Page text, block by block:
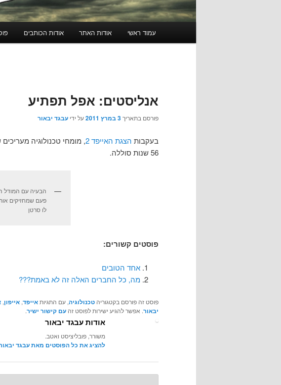
עמוד ראשי אודות האתר אודות הכותבים
אנליסטים: אפל תפתיע
פורסם בתאריך3 במרץ 2011 על ידי עבגד יבאור
בעקבות הצגת האייפד 2
, מומחי טכנולוגיה
56 שנות סוללה.
הבעיה עם המודל
פעם שמחזיקים
לו סרטן
פוסטים קשורים:
אחד הטובים
מה, כל החברים האלה זה לא באמת???
פוסט זה פורסם בקטגוריה טכנולוגיה, עם התגיותאייפד, אייפון,
יבאור. אפשר להגיע ישירות לפוסט זה עם קישור ישיר.
אודות עבגד יבאור
משורר, פובליציסט ואטב.
להציג את כל הפוסטים מאת עבגד